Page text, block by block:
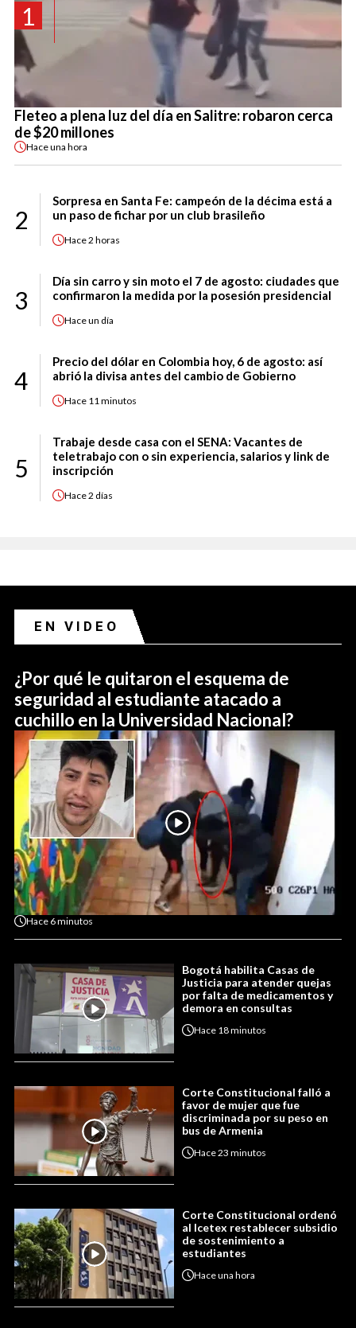
1
Fleteo a plena luz del día en Salitre: robaron cerca
de $20 millones
Haceuna hora
2
Sorpresa en Santa Fe: campeón de la décima está a
un paso de fichar por un club brasileño
Hace2 horas
3
Día sin carro y sin moto el 7 de agosto: ciudades que
confirmaron la medida por la posesión presidencial
Haceun día
4
Precio del dólar en Colombia hoy, 6 de agosto: así
abrió la divisa antes del cambio de Gobierno
Hace 11 minutos
5
Trabaje desde casa con el SENA: Vacantes de
teletrabajo con o sin experiencia, salarios y link de
inscripción
Hace2 días
EN VIDEO
¿Por qué le quitaron el esquema de
seguridad al estudiante atacado a
cuchillo en la Universidad Nacional?
Hace 6 minutos
Bogotá habilita Casas de
Justicia para atender quejas
por falta de medicamentos y
demora en consultas
Hace 18 minutos
Corte Constitucional falló a
favor de mujer que fue
discriminada por su peso en
bus de Armenia
Hace23 minutos
Corte Constitucional ordenó
al Icetex restablecer subsidio
de sostenimiento a
estudiantes
Haceuna hora